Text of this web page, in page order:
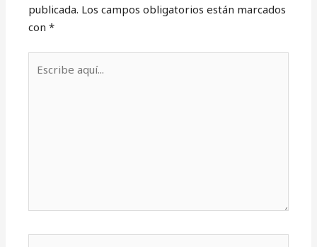
publicada. Los campos obligatorios están marcados
con*
aquí...